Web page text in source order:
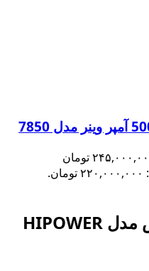
قیمت اصلی: ۲۴۵,۰۰۰,۰۰۰ تومان
مشخصات دستگاه جوش مدل HIPOWER